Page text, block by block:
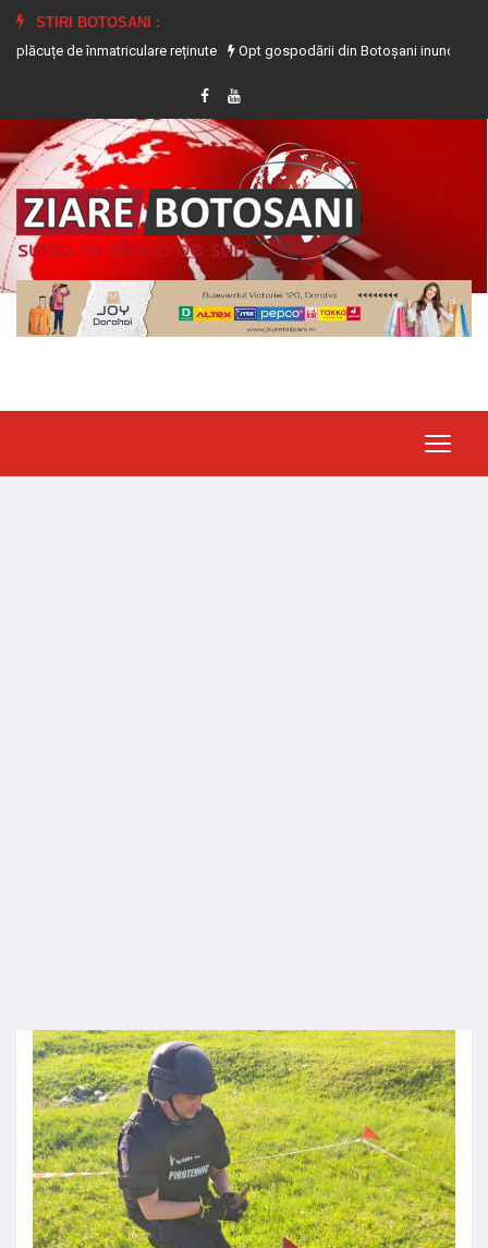
STIRI BOTOSANI :
înmatriculare reținute
Opt gospodării din Botoșani inundate în urma